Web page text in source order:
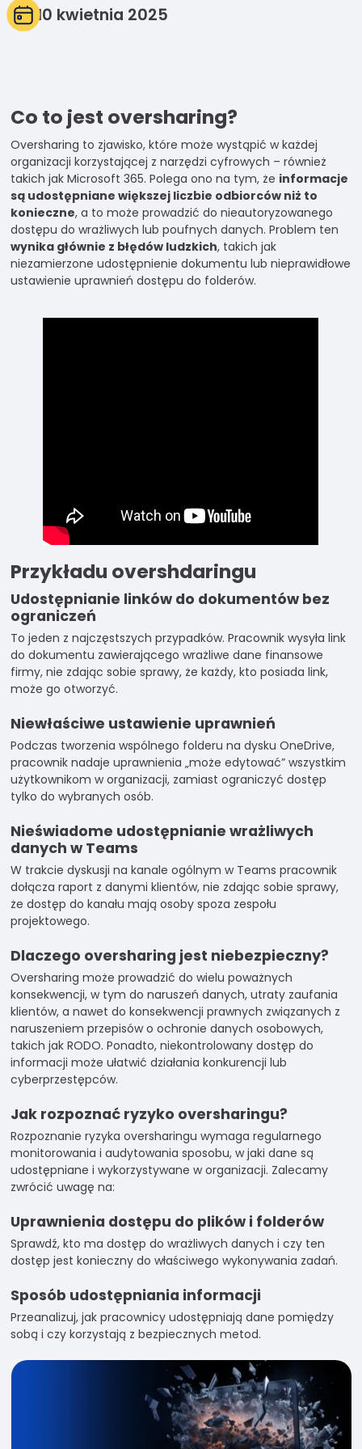
10 kwietnia 2025
Co to jest oversharing?
Oversharing to zjawisko, które może wystąpić w każdej
organizacji korzystającej z narzędzi cyfrowych – również
takich jak Microsoft 365. Polega ono na tym, że informacje
są udostępniane większej liczbie odbiorców niż to
konieczne, a to może prowadzić do nieautoryzowanego
dostępu do wrażliwych lub poufnych danych. Problem ten
wynika głównie z błędów ludzkich, takich jak
niezamierzone udostępnienie dokumentu lub nieprawidłowe
ustawienie uprawnień dostępu do folderów.
Przykładu overshdaringu
Udostępnianie linków do dokumentów bez
ograniczeń
To jeden z najczęstszych przypadków. Pracownik wysyła link
do dokumentu zawierającego wrażliwe dane finansowe
firmy, nie zdając sobie sprawy, że każdy, kto posiada link,
może go otworzyć.
Niewłaściwe ustawienie uprawnień
Podczas tworzenia wspólnego folderu na dysku OneDrive,
pracownik nadaje uprawnienia „może edytować” wszystkim
użytkownikom w organizacji, zamiast ograniczyć dostęp
tylko do wybranych osób.
Nieświadome udostępnianie wrażliwych
danych w Teams
W trakcie dyskusji na kanale ogólnym w Teams pracownik
dołącza raport z danymi klientów, nie zdając sobie sprawy,
że dostęp do kanału mają osoby spoza zespołu
projektowego.
Dlaczego oversharing jest niebezpieczny?
Oversharing może prowadzić do wielu poważnych
konsekwencji, w tym do naruszeń danych, utraty zaufania
klientów, a nawet do konsekwencji prawnych związanych z
naruszeniem przepisów o ochronie danych osobowych,
takich jak RODO. Ponadto, niekontrolowany dostęp do
informacji może ułatwić działania konkurencji lub
cyberprzestępców.
Jak rozpoznać ryzyko oversharingu?
Rozpoznanie ryzyka oversharingu wymaga regularnego
monitorowania i audytowania sposobu, w jaki dane są
udostępniane i wykorzystywane w organizacji. Zalecamy
zwrócić uwagę na:
Uprawnienia dostępu do plików i folderów
Sprawdź, kto ma dostęp do wrażliwych danych i czy ten
dostęp jest konieczny do właściwego wykonywania zadań.
Sposób udostępniania informacji
Przeanalizuj, jak pracownicy udostępniają dane pomiędzy
sobą i czy korzystają z bezpiecznych metod.
najlepiej
twojego
przejścia na
nią. Jeśli
odrzucisz te pliki
cookie, niektóre
funkcje znikną
ze strony
internetowej.
treści i ofert.